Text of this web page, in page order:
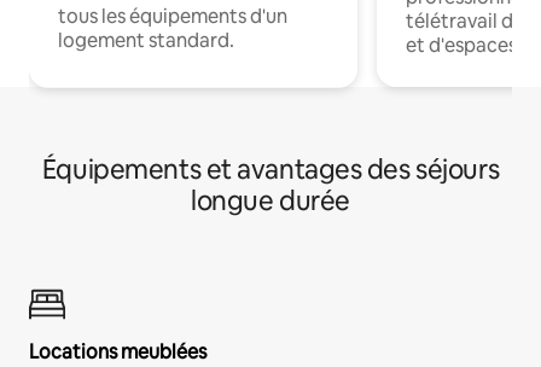
tous les équipements d'un
logement standard.
télétravail
et d'espaces
Équipements et avantages des séjours
longue durée
Locations meublées